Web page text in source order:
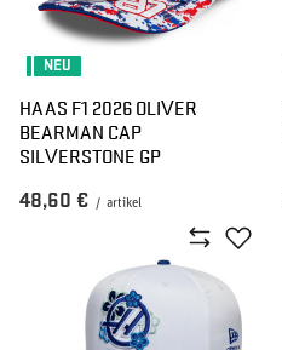
NEU
HAAS F1 2026 OLIVER
BEARMAN CAP
SILVERSTONE GP
48,60 € / artikel